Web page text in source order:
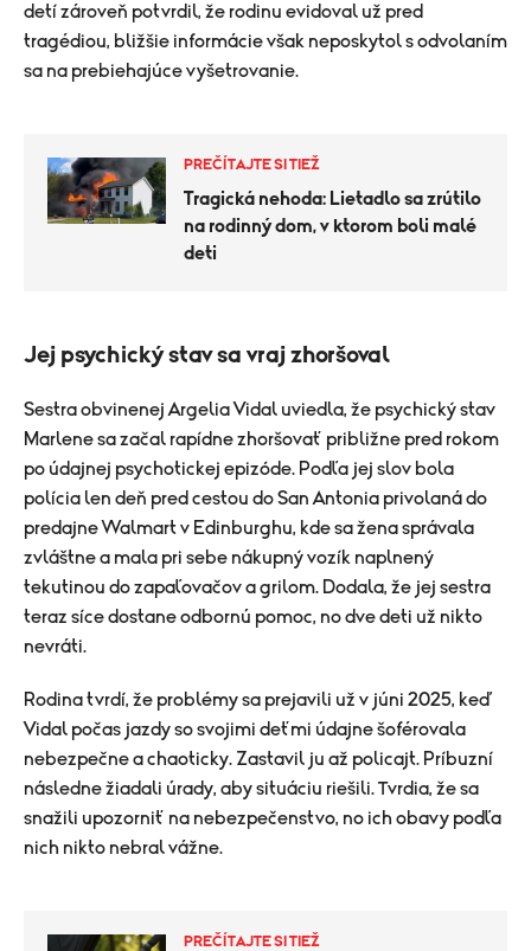
detí zároveň potvrdil, že rodinu evidoval už pred
tragédiou, bližšie informácie však neposkytol s odvolaním
sa na prebiehajúce vyšetrovanie.
PREČÍTAJTE SI TIEŽ
Tragická nehoda: Lietadlo sa zrútilo
na rodinný dom, v ktorom boli malé
deti
Jej psychický stav sa vraj zhoršoval
Sestra obvinenej Argelia Vidal uviedla, že psychický stav
Marlene sa začal rapídne zhoršovať približne pred rokom
po údajnej psychotickej epizóde. Podľa jej slov bola
polícia len deň pred cestou do San Antonia privolaná do
predajne Walmart v Edinburghu, kde sa žena správala
zvláštne a mala pri sebe nákupný vozík naplnený
tekutinou do zapaľovačov a grilom. Dodala, že jej sestra
teraz síce dostane odbornú pomoc, no dve deti už nikto
nevráti.
Rodina tvrdí, že problémy sa prejavili už v júni 2025, keď
Vidal počas jazdy so svojimi deťmi údajne šoférovala
nebezpečne a chaoticky. Zastavil ju až policajt. Príbuzní
následne žiadali úrady, aby situáciu riešili. Tvrdia, že sa
snažili upozorniť na nebezpečenstvo, no ich obavy podľa
nich nikto nebral vážne.
PREČÍTAJTE SI TIEŽ